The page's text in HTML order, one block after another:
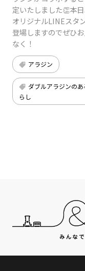
定いたしました👏本日
オリジナルLINEスタ
登場しますのでぜひ
なく！
アラジン
ダブルアラジンのあ
らし